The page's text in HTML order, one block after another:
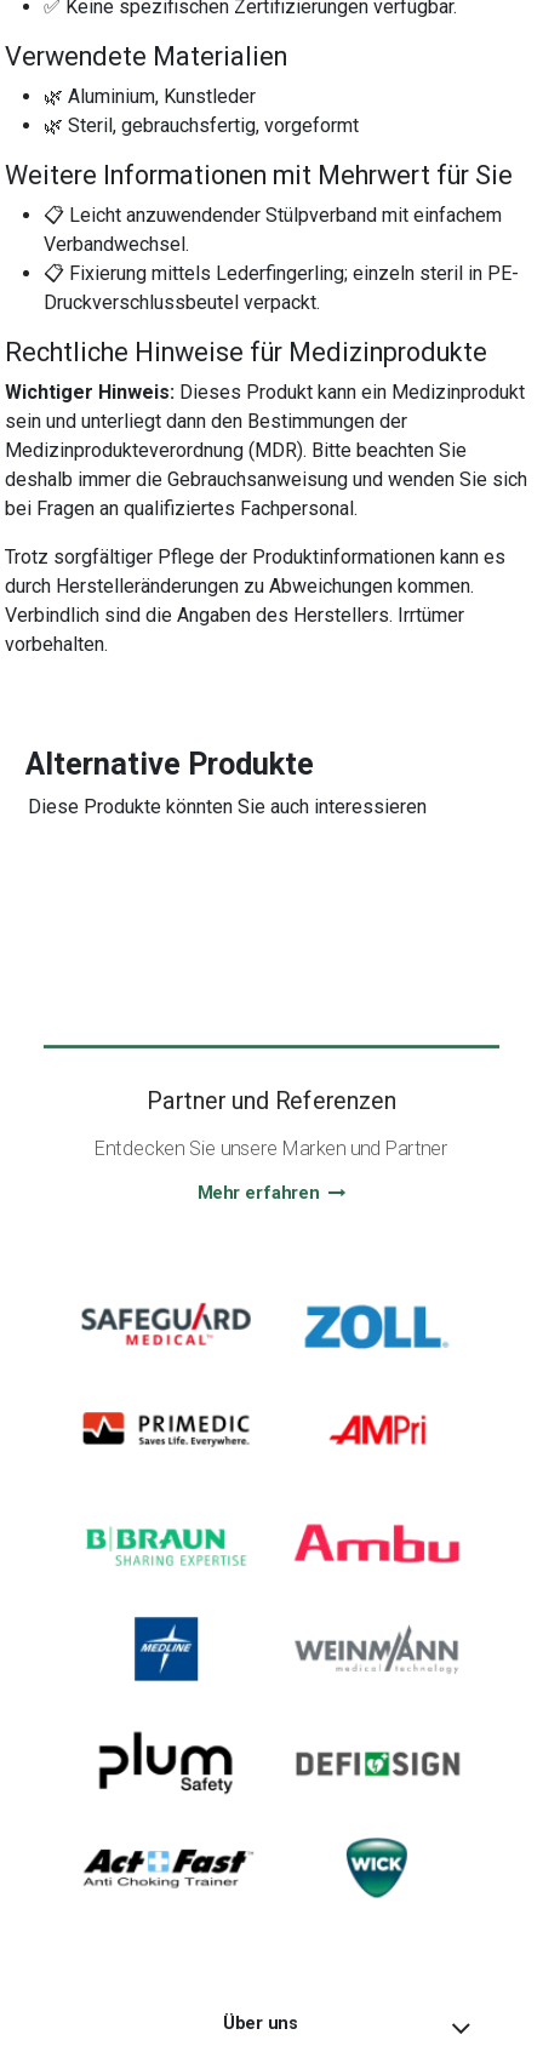
✅ Keine spezifischen Zertifizierungen verfügbar.
Verwendete Materialien
🌿 Aluminium, Kunstleder
🌿 Steril, gebrauchsfertig, vorgeformt
Weitere Informationen mit Mehrwert für Sie
📋 Leicht anzuwendender Stülpverband mit einfachem
Verbandwechsel.
📋 Fixierung mittels Lederfingerling; einzeln steril in PE-
Druckverschlussbeutel verpackt.
Rechtliche Hinweise für Medizinprodukte
Wichtiger Hinweis: Dieses Produkt kann ein Medizinprodukt
sein und unterliegt dann den Bestimmungen der
Medizinprodukteverordnung (MDR). Bitte beachten Sie
deshalb immer die Gebrauchsanweisung und wenden Sie sich
bei Fragen an qualifiziertes Fachpersonal.
Trotz sorgfältiger Pflege der Produktinformationen kann es
durch Herstelleränderungen zu Abweichungen kommen.
Verbindlich sind die Angaben des Herstellers. Irrtümer
vorbehalten.
Alternative Produkte
Diese Produkte könnten Sie auch interessieren
Partner und Referenzen
Entdecken Sie unsere Marken und Partner
Mehr erfahren
Über uns